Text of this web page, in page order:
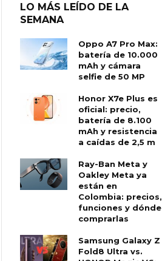
LO MÁS LEÍDO DE LA
SEMANA
Oppo A7 Pro Max:
batería de 10.000
mAh y cámara
selfie de 50 MP
Honor X7e Plus es
oficial: precio,
batería de 8.100
mAh y resistencia
a caídas de 2,5 m
Ray-Ban Meta y
Oakley Meta ya
están en
Colombia: precios,
funciones y dónde
comprarlas
Samsung Galaxy Z
Fold8 Ultra vs.